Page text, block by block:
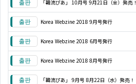
「韓流ぴあ」 10月号 9月21日（金）発売！
Korea Webzine 2018 9月号発行
Korea Webzine 2018 6月号発行
Korea Webzine 2018 8月号発行
「韓流ぴあ」 9月号 8月22日（水）発売！